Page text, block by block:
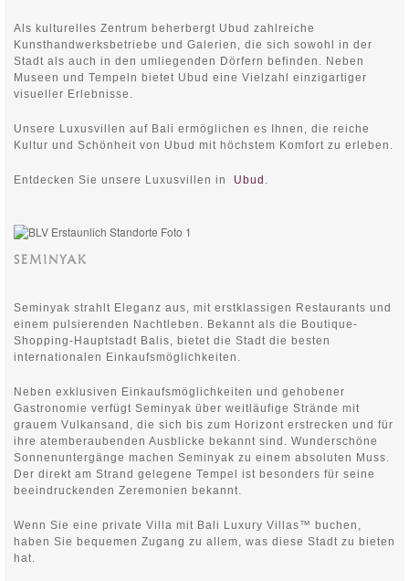
Als kulturelles Zentrum beherbergt Ubud zahlreiche
Kunsthandwerksbetriebe und Galerien, die sich sowohl in der
Stadt als auch in den umliegenden Dörfern befinden. Neben
Museen und Tempeln bietet Ubud eine Vielzahl einzigartiger
visueller Erlebnisse.
Unsere Luxusvillen auf Bali ermöglichen es Ihnen, die reiche
Kultur und Schönheit von Ubud mit höchstem Komfort zu erleben.
Entdecken Sie unsere Luxusvillen in Ubud .
SEMINYAK
Seminyak strahlt Eleganz aus, mit erstklassigen Restaurants und
einem pulsierenden Nachtleben. Bekannt als die Boutique-
Shopping-Hauptstadt Balis, bietet die Stadt die besten
internationalen Einkaufsmöglichkeiten.
Neben exklusiven Einkaufsmöglichkeiten und gehobener
Gastronomie verfügt Seminyak über weitläufige Strände mit
grauem Vulkansand, die sich bis zum Horizont erstrecken und für
ihre atemberaubenden Ausblicke bekannt sind. Wunderschöne
Sonnenuntergänge machen Seminyak zu einem absoluten Muss.
Der direkt am Strand gelegene Tempel ist besonders für seine
beeindruckenden Zeremonien bekannt.
Wenn Sie eine private Villa mit Bali Luxury Villas™ buchen,
haben Sie bequemen Zugang zu allem, was diese Stadt zu bieten
hat.